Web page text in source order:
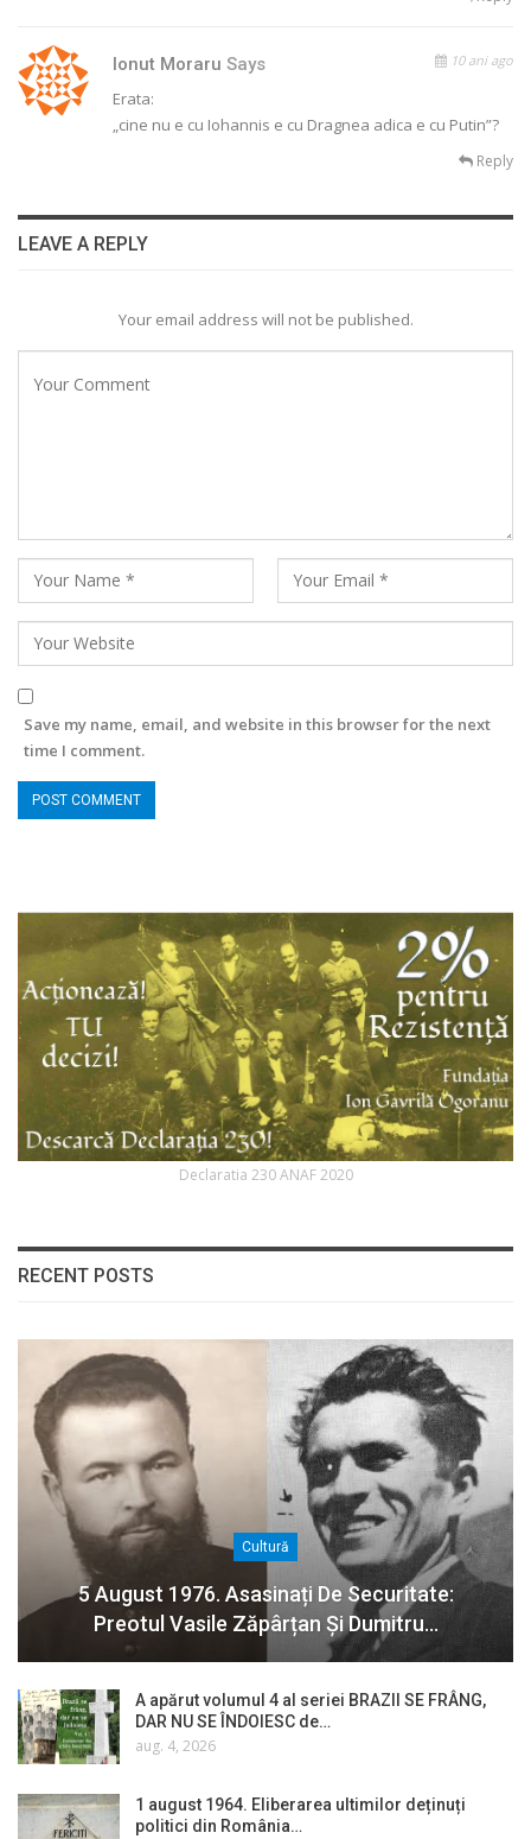
Ionut Moraru Says 10 ani ago
Erata:
„cine nu e cu Iohannis e cu Dragnea adica e cu Putin”?
Reply
LEAVE A REPLY
Your email address will not be published.
Save my name, email, and website in this browser for the next
time I comment.
Declaratia 230 ANAF 2020
RECENT POSTS
Cultură
5 August 1976. Asasinați De Securitate:
Preotul Vasile Zăpârțan Și Dumitru…
A apărut volumul 4 al seriei BRAZII SE FRÂNG,
DAR NU SE ÎNDOIESC de…
aug. 4, 2026
1 august 1964. Eliberarea ultimilor deținuți
politici din România…